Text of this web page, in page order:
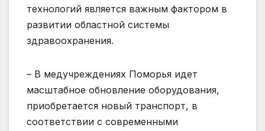
технологий является важным фактором в
развитии областной системы
здравоохранения.
– В медучреждениях Поморья идет
масштабное обновление оборудования,
приобретается новый транспорт, в
соответствии с современными